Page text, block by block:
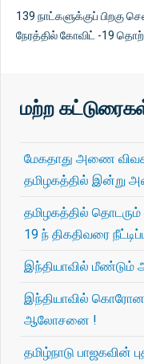
139 நாட்களுக்குப் பிறகு
நேரத்தில் கோவிட் -19
மற்ற
மேகதாது அணை
தமிழகத்தில் இன்று
தமிழகத்தில்
19 ந் திகதிவரை
இந்தியாவில் மீண்டும்
இந்தியாவில்
ஆலோசனை !
தமிழ்நாடு பாஜகவின்